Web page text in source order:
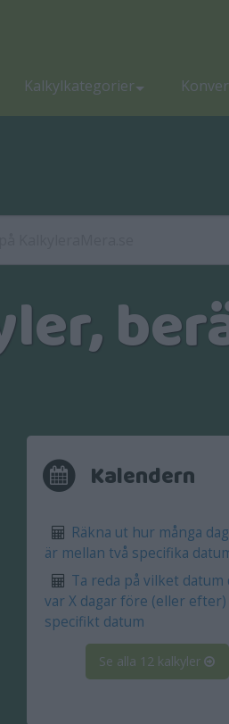
Kalkylkategorier
Kalendern
Räkna ut hur många
är mellan två specifika
Ta reda på vilket datum
var X dagar före (eller
specifikt datum
Se alla 12 kalkyler